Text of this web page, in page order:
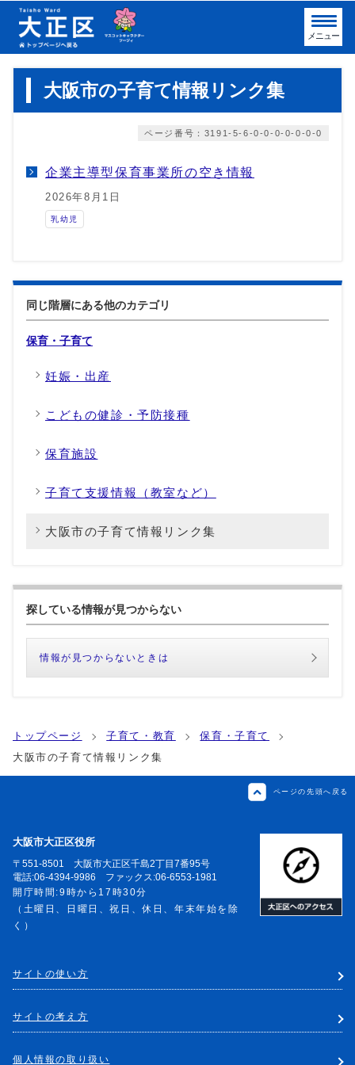
メニュー
大阪市の子育て情報リンク集
ページ番号：3191-5-6-0-0-0-0-0-0-0
企業主導型保育事業所の空き情報
2026年8月1日
乳幼児
同じ階層にある他のカテゴリ
保育・子育て
妊娠・出産
こどもの健診・予防接種
保育施設
子育て支援情報（教室など）
大阪市の子育て情報リンク集
探している情報が見つからない
情報が見つからないときは
トップページ 子育て・教育
保育・子育て
大阪市の子育て情報リンク集
ページの先頭へ戻る
大阪市大正区役所
〒551-8501 大阪市大正区千島2丁目7番95号
電話:06-4394-9986 ファックス:06-6553-1981
開庁時間:9時から17時30分
（土曜日、日曜日、祝日、休日、年末年始を除
く）
サイトの使い方
サイトの考え方
個人情報の取り扱い